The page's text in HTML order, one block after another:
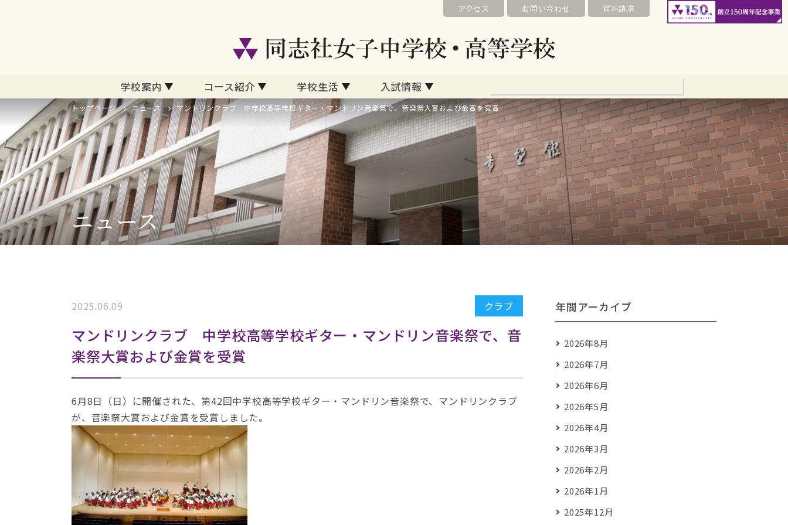
アクセス お問い合わせ 資料請求
学校案内 コース紹介 学校生活 入試情報
トップページ ニュース マンドリンクラブ 中学校高等学校ギター・マンドリン音楽祭で、音楽祭大賞および金賞を受賞
ニュース
2025.06.09 クラブ
マンドリンクラブ 中学校高等学校ギター・マンドリン音楽祭で、音
楽祭大賞および金賞を受賞
6月8日（日）に開催された、第42回中学校高等学校ギター・マンドリン音楽祭で、マンドリンクラブ
が、音楽祭大賞および金賞を受賞しました。
年間アーカイブ
2026年8月
2026年7月
2026年6月
2026年5月
2026年4月
2026年3月
2026年2月
2026年1月
2025年12月